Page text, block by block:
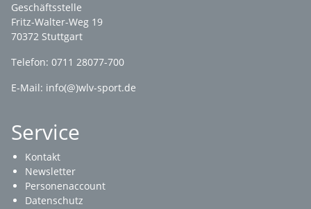
Geschäftsstelle
Fritz-Walter-Weg 19
70372 Stuttgart
Telefon: 0711 28077-700
E-Mail: info(@)wlv-sport.de
Service
Kontakt
Newsletter
Personenaccount
Datenschutz